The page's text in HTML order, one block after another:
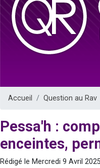
Accueil Question au Rav
Pessa'h :
enceintes,
Rédigé le Mercredi 9 Avril